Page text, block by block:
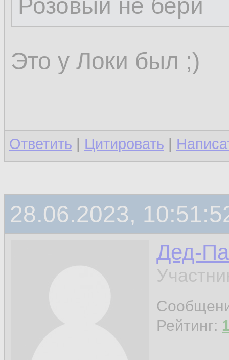
Розовый не бери
Это у Локи был ;)
Ответить | Цитировать |
28.06.2023,
Дед-
Рейтинг: